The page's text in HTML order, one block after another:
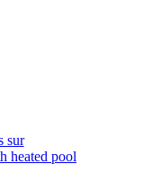
sur
heated pool